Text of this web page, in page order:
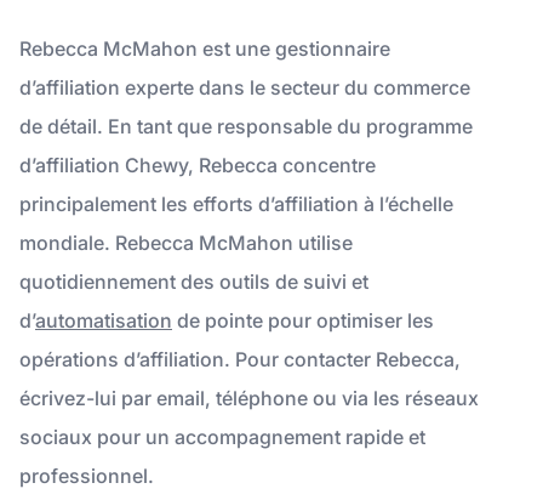
Rebecca McMahon est une gestionnaire
d’affiliation experte dans le secteur du commerce
de détail. En tant que responsable du programme
d’affiliation Chewy, Rebecca concentre
principalement les efforts d’affiliation à l’échelle
mondiale. Rebecca McMahon utilise
quotidiennement des outils de suivi et
d’automatisation de pointe pour optimiser les
opérations d’affiliation. Pour contacter Rebecca,
écrivez-lui par email, téléphone ou via les réseaux
sociaux pour un accompagnement rapide et
professionnel.